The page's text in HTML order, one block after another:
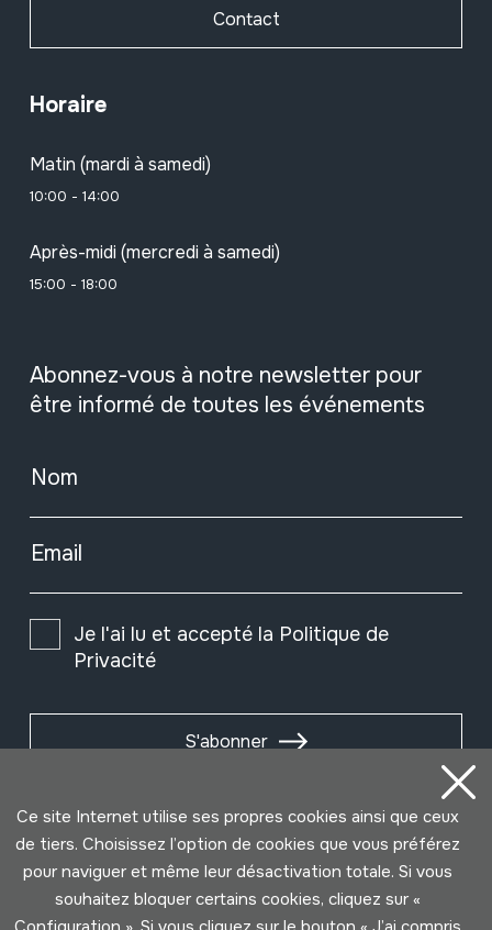
Contact
Horaire
Matin (mardi à samedi)
10:00 - 14:00
Après-midi (mercredi à samedi)
15:00 - 18:00
Abonnez-vous à notre newsletter pour
être informé de toutes les événements
Nom
Email
Je l'ai lu et accepté la Politique de
Privacité
S'abonner
Ce site Internet utilise ses propres cookies ainsi que ceux
de tiers. Choisissez l’option de cookies que vous préférez
pour naviguer et même leur désactivation totale. Si vous
souhaitez bloquer certains cookies, cliquez sur «